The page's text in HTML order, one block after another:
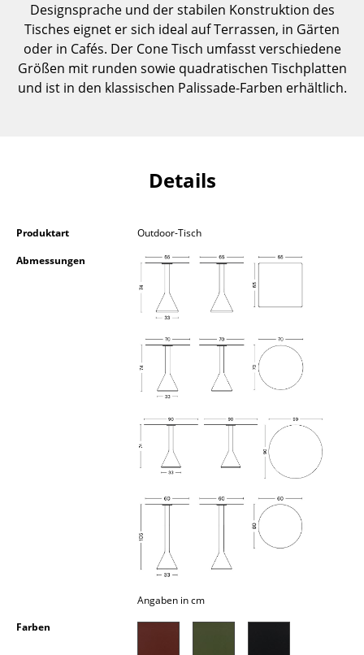
Bücherregale
Wandregale
Sideboards & Kommoden
Kleinaufbewahrung
Einzelteile
... alle Aufbewahrungsmöbel
Hängeleuchten & Deckenleuchten
Schreibtischleuchten
Stehleuchten & Leseleuchten
Outdoor-Leuchten
... alle Leuchten
Designsprache und der stabilen Konstruktion des
Tisches eignet er sich ideal auf Terrassen, in Gärten
oder in Cafés. Der Cone Tisch umfasst verschiedene
Größen mit runden sowie quadratischen Tischplatten
und ist in den klassischen Palissade-Farben erhältlich.
Details
Produktart
Outdoor-Tisch
Abmessungen
Angaben in cm
Farben